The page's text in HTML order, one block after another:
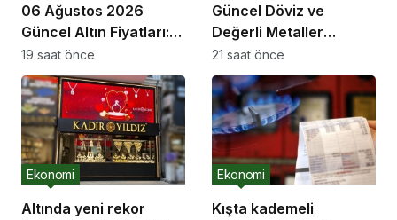
06 Ağustos 2026
Güncel Altın Fiyatları:
Gram Altın Ne Kadar
Oldu?
19 saat önce
Güncel Döviz ve
Değerli Metaller
Fiyatları – 4 Ağustos
2026
21 saat önce
Altında yeni rekor
Ekonomi
Kışta kademeli
Ekonomi